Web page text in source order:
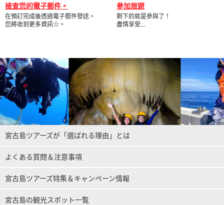
檢查您的電子郵件。
在預訂完成後透過電子郵件發送。
您將收到更多資訊☆。
參加旅遊
剩下的就是參與了！
盡情享受...
宮古島ツアーズが「選ばれる理由」とは
よくある質問＆注意事項
宮古島ツアーズ特集＆キャンペーン情報
宮古島の観光スポット一覧